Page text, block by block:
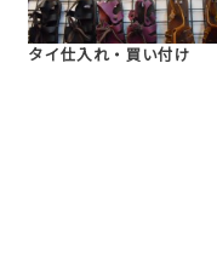
タイ仕入れ・買い付け